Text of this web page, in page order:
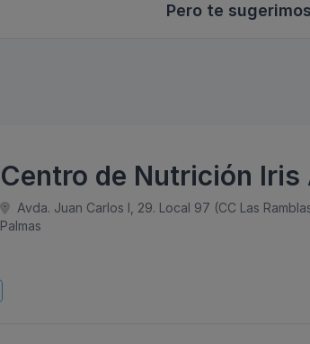
Pero te
Centro de Nutrición
Avda. Juan Carlos I, 29. Local 97 (CC Las
Palmas